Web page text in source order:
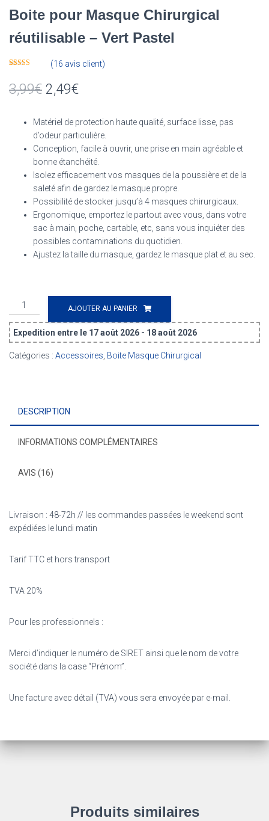
Boite pour Masque Chirurgical
réutilisable – Vert Pastel
surnotations
client
(16 avis client)
3,99€ 2,49€
Matériel de protection haute qualité, surface lisse, pas
d’odeur particulière.
Conception, facile à ouvrir, une prise en main agréable et
bonne étanchéité.
Isolez efficacement vos masques de la poussière et de la
saleté afin de gardez le masque propre.
Possibilité de stocker jusqu’à 4 masques chirurgicaux.
Ergonomique, emportez le partout avec vous, dans votre
sac à main, poche, cartable, etc, sans vous inquiéter des
possibles contaminations du quotidien.
Ajustez la taille du masque, gardez le masque plat et au sec.
quantité
de
Boite
pour
Masque
Vert
AJOUTER AU PANIER
Expedition entre le 17 août 2026 - 18 août 2026
Catégories : Accessoires, Boite Masque Chirurgical
DESCRIPTION
INFORMATIONS COMPLÉMENTAIRES
AVIS (16)
Livraison : 48-72h // les commandes passées le weekend sont
expédiées le lundi matin
Tarif TTC et hors transport
TVA 20%
Pour les professionnels :
Merci d’indiquer le numéro de SIRET ainsi que le nom de votre
société dans la case “Prénom”.
Une facture avec détail (TVA) vous sera envoyée par e-mail.
Produits similaires